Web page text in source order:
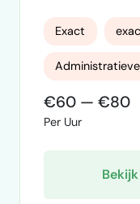
verzorgen van
efficiënter en
optimaliseren
over het
gebruikers bij
Exact
€60 — €80
Per Uur